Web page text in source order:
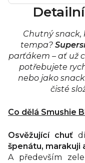
Chutný snack,
tempa?
parťákem – ať už
potřebujete
nebo jako
čisté
Co dělá Smushie
Osvěžující chuť
špenátu, marakuji
A především